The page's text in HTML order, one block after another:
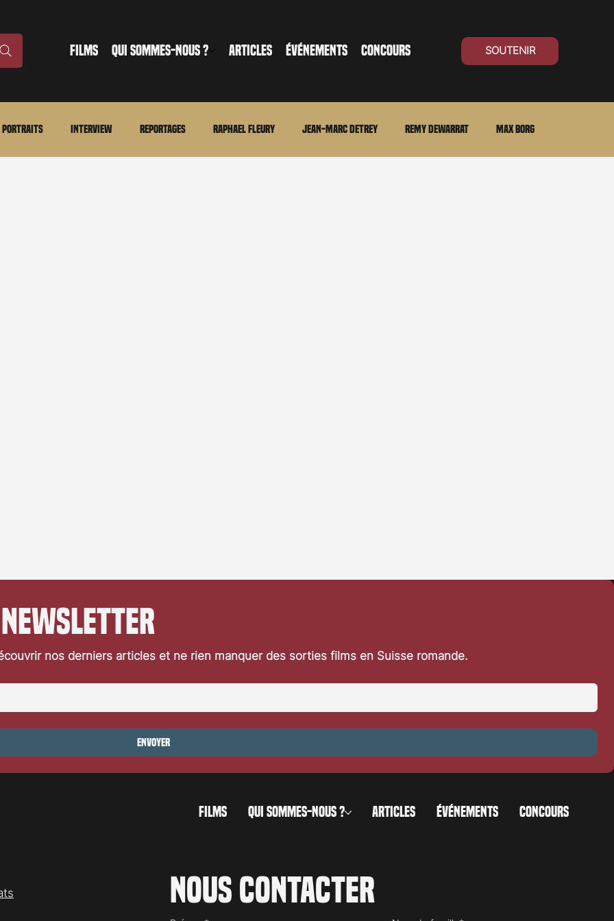
FILMS QUI SOMMES-NOUS ? ARTICLES ÉVÉNEMENTS CONCOURS SOUTENIR
Portraits Interview Reportages Raphael Fleury Jean-Marc Detrey Remy Dewarrat Max Borg
newsletter
nos derniers articles et ne rien manquer des sorties films en Suisse romande.
Envoyer
FILMS QUI SOMMES-NOUS ? ARTICLES ÉVÉNEMENTS CONCOURS
Nous contacter